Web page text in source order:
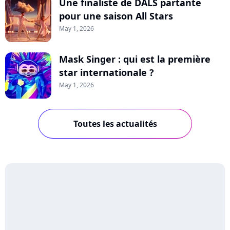
Une finaliste de DALS partante
pour une saison All Stars
May 1, 2026
Mask Singer : qui est la première
star internationale ?
May 1, 2026
Toutes les actualités